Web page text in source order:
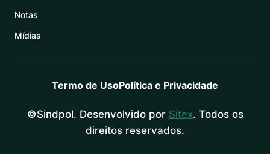
Notas
Mídias
Termo de UsoPolítica e Privacidade
©Sindpol. Desenvolvido por Sitex. Todos os
direitos reservados.